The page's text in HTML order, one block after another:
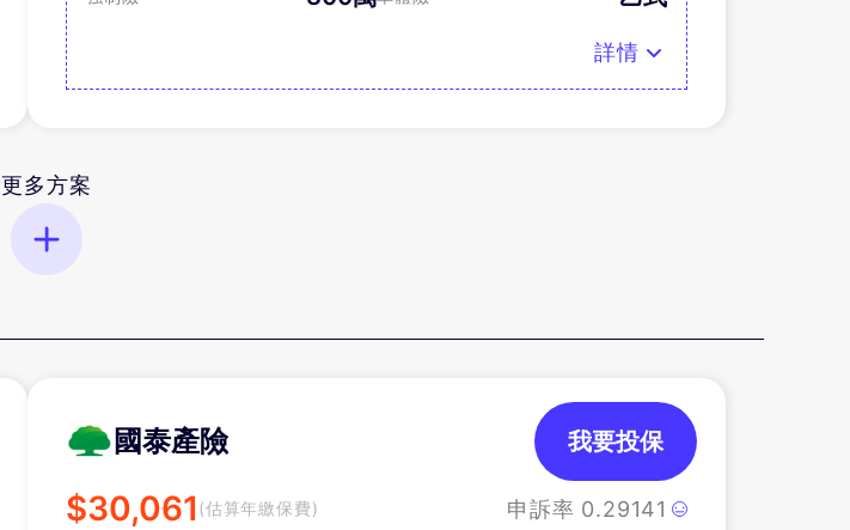
詳情
更多方案
國泰產險
$30,061 (估算年繳保費) 申訴率 0.29141
我要投保